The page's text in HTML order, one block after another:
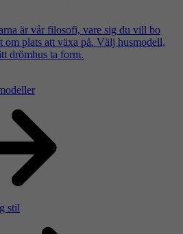
är vår filosofi, vare sig du vill bo
om plats att växa på. Välj husmodell,
drömhus ta form.